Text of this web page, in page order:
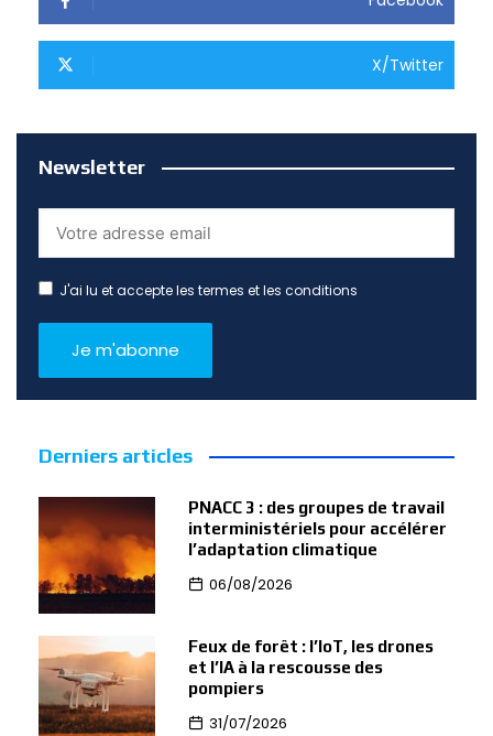
X/Twitter
Newsletter
J'ai lu et accepte les termes et les conditions
Derniers articles
PNACC 3 : des groupes de travail
interministériels pour accélérer
l’adaptation climatique
06/08/2026
Feux de forêt : l’IoT, les drones
et l’IA à la rescousse des
pompiers
31/07/2026